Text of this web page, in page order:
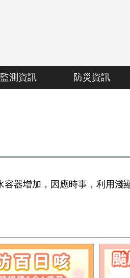
測資訊 防災資訊
器增加，因應時事，利用淺